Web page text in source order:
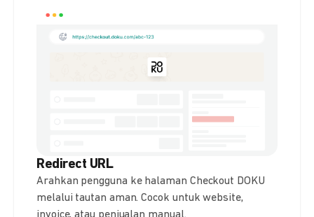
Redirect URL
Arahkan pengguna ke halaman Checkout DOKU
melalui tautan aman. Cocok untuk website,